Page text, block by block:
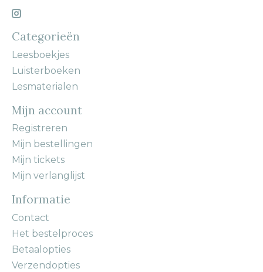
Categorieën
Leesboekjes
Luisterboeken
Lesmaterialen
Mijn account
Registreren
Mijn bestellingen
Mijn tickets
Mijn verlanglijst
Informatie
Contact
Het bestelproces
Betaalopties
Verzendopties